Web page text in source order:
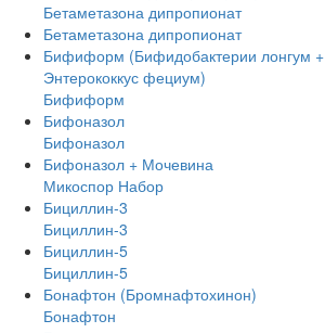
Бетаметазона дипропионат
Бетаметазона дипропионат
Бифиформ (Бифидобактерии лонгум +
Энтерококкус фециум)
Бифиформ
Бифоназол
Бифоназол
Бифоназол + Мочевина
Микоспор Набор
Бициллин-3
Бициллин-3
Бициллин-5
Бициллин-5
Бонафтон (Бромнафтохинон)
Бонафтон